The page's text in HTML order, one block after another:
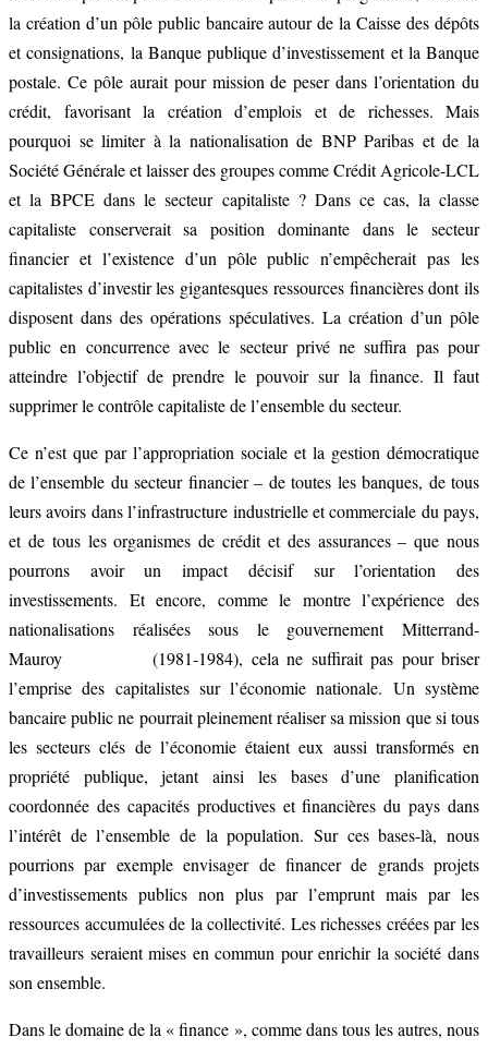
la création d’un pôle public bancaire autour de la Caisse des dépôts
et consignations, la Banque publique d’investissement et la Banque
postale. Ce pôle aurait pour mission de peser dans l’orientation du
crédit, favorisant la création d’emplois et de richesses. Mais
pourquoi se limiter à la nationalisation de BNP Paribas et de la
Société Générale et laisser des groupes comme Crédit Agricole-LCL
et la BPCE dans le secteur capitaliste ? Dans ce cas, la classe
capitaliste conserverait sa position dominante dans le secteur
financier et l’existence d’un pôle public n’empêcherait pas les
capitalistes d’investir les gigantesques ressources financières dont ils
disposent dans des opérations spéculatives. La création d’un pôle
public en concurrence avec le secteur privé ne suffira pas pour
atteindre l’objectif de prendre le pouvoir sur la finance. Il faut
supprimer le contrôle capitaliste de l’ensemble du secteur.
Ce n’est que par l’appropriation sociale et la gestion démocratique
de l’ensemble du secteur financier – de toutes les banques, de tous
leurs avoirs dans l’infrastructure industrielle et commerciale du pays,
et de tous les organismes de crédit et des assurances – que nous
pourrons avoir un impact décisif sur l’orientation des
investissements. Et encore, comme le montre l’expérience des
nationalisations réalisées sous le gouvernement Mitterrand-
Mauroy (1981-1984), cela ne suffirait pas pour briser
l’emprise des capitalistes sur l’économie nationale. Un système
bancaire public ne pourrait pleinement réaliser sa mission que si tous
les secteurs clés de l’économie étaient eux aussi transformés en
propriété publique, jetant ainsi les bases d’une planification
coordonnée des capacités productives et financières du pays dans
l’intérêt de l’ensemble de la population. Sur ces bases-là, nous
pourrions par exemple envisager de financer de grands projets
d’investissements publics non plus par l’emprunt mais par les
ressources accumulées de la collectivité. Les richesses créées par les
travailleurs seraient mises en commun pour enrichir la société dans
son ensemble.
Dans le domaine de la « finance », comme dans tous les autres, nous